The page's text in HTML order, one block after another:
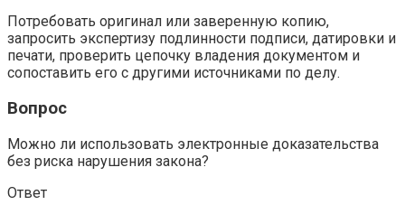
Потребовать оригинал или заверенную копию,
запросить экспертизу подлинности подписи, датировки и
печати, проверить цепочку владения документом и
сопоставить его с другими источниками по делу.
Вопрос
Можно ли использовать электронные доказательства
без риска нарушения закона?
Ответ